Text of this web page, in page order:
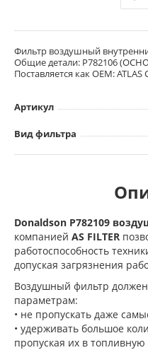
Фильтр воздушный
Общие детали: P782106
Поставляется как OEM: ATLAS
Артикул
Вид фильтра
Donaldson P782109
компанией AS FILTER
работоспособность
допуская загрязнения
Воздушный фильтр
параметрам:
• не пропускать даже
• удерживать большое
пропуская их в топливную